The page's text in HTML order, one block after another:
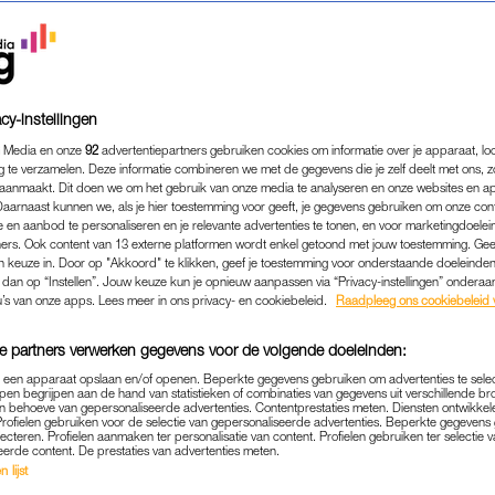
Kaj Gorgels als nieuw jurylid van
dat dan wel.
gewoon gebleven: Jesse Klaver doet zelf de
voor de foto, dan pas eten. Knap werk Gaby.
p/BeXWLUQhQS2/
dat ze niet kan zingen, maar doet het toch.
instellingen
en onze 92 advertentiepartners gebruiken cookies om informatie over je apparaat,
te verzamelen. Deze informatie combineren we met de gegevens die je zelf deelt met ons,
Dit doen we om het gebruik van onze media te analyseren en onze websites en
kunnen we, als je hier toestemming voor geeft, je gegevens gebruiken om onze
en aanbod te personaliseren en je relevante advertenties te tonen, en voor
Ook content van 13 externe platformen wordt enkel getoond met jouw toestemming.
keuze in. Door op "Akkoord" te klikken, geef je toestemming voor onderstaande
op “Instellen”. Jouw keuze kun je opnieuw aanpassen via “Privacy-instellingen”
van onze apps. Lees meer in ons privacy- en cookiebeleid.
Raadpleeg ons cookiebeleid
partners verwerken gegevens voor de volgende doeleinden:
apparaat opslaan en/of openen. Beperkte gegevens gebruiken om advertenties te
begrijpen aan de hand van statistieken of combinaties van gegevens uit verschillende
behoeve van gepersonaliseerde advertenties. Contentprestaties meten. Diensten
gebruiken voor de selectie van gepersonaliseerde advertenties. Beperkte
Profielen aanmaken ter personalisatie van content. Profielen gebruiken ter selectie
content. De prestaties van advertenties meten.
lijst